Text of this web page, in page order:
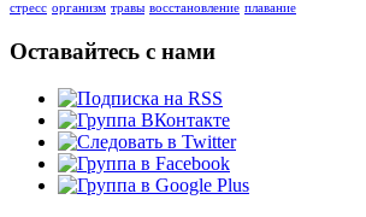
стресс организм травы восстановление плавание
Оставайтесь с нами